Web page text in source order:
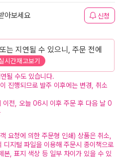
아보세요 신청
는 지연될 수 있으니, 주문 전에
시간재고보기
될 수도 있습니다.
진행되므로 발주 이후에는 변경, 취소
전, 오늘 06시 이후 주문 후 다음 날 0
청에 의한 주문형 인쇄) 상품은 취소,
디지털 파일을 이용해 주문시 종이책으로
본, 표지 색상 등 일부 차이가 있을 수 있